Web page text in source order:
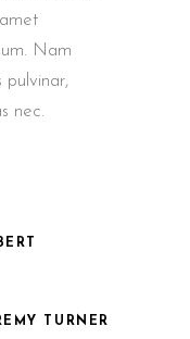
Nam
pulvinar,
nec.
TURNER